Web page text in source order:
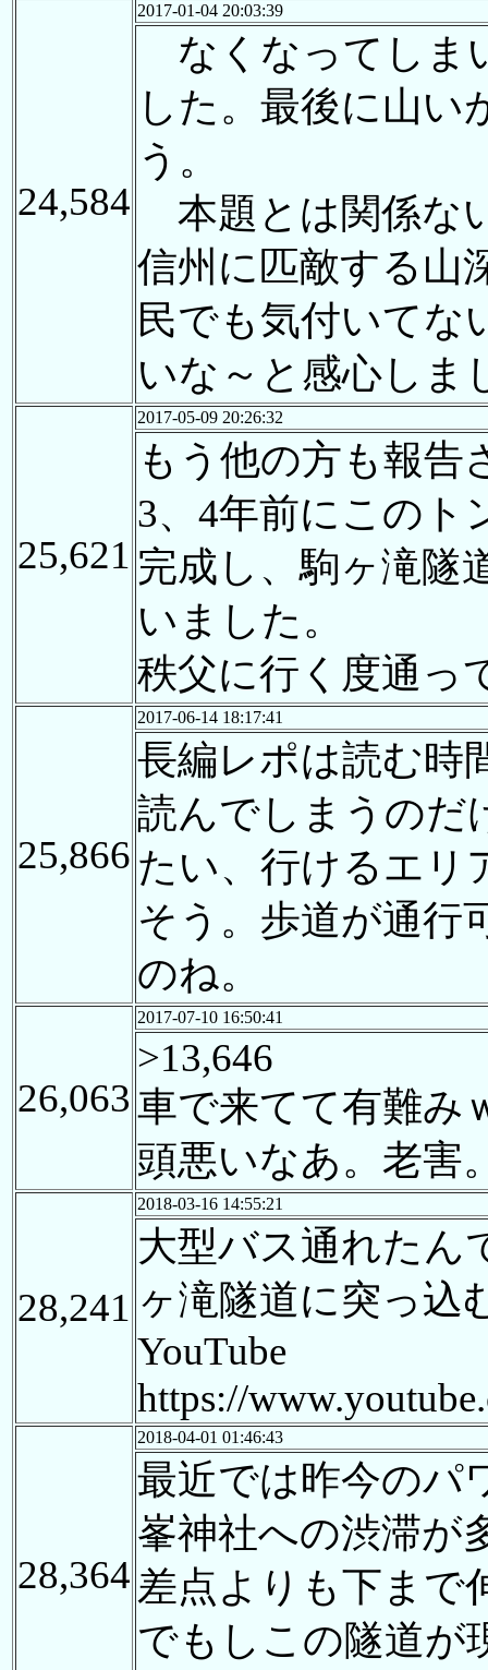
24,584
2017-01-04 20:03:39
なくなってしま
した。最後に山い
う。
本題とは関係な
信州に匹敵する山
民でも気付いてな
いな～と感心しま
25,621
2017-05-09 20:26:32
もう他の方も報告
3、4年前にこのト
完成し、駒ヶ滝隧
いました。
秩父に行く度通っ
25,866
2017-06-14 18:17:41
長編レポは読む時
読んでしまうのだ
たい、行けるエ
そう。歩道が通行
のね。
26,063
2017-07-10 16:50:41
>13,646
車で来てて有難み
頭悪いなあ。老害
28,241
2018-03-16 14:55:21
大型バス通れた
ヶ滝隧道に突っ込
YouTube
https://
28,364
2018-04-01 01:46:43
最近では昨今のパ
峯神社への渋滞が
差点よりも下まで
でもしこの隧道が